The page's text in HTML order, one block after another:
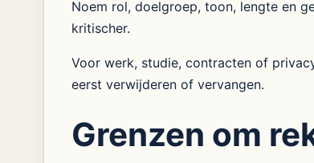
Noem rol, doelgroep, toon, lengte en
kritischer.
Voor werk, studie, contracten of
eerst verwijderen of vervangen.
Grenzen om